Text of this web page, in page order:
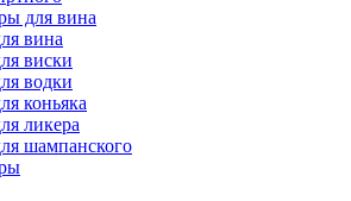
для вина
вина
виски
водки
коньяка
ликера
шампанского